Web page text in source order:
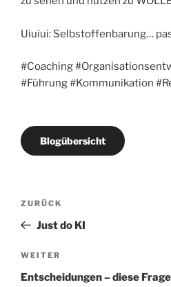
Uiuiui: Selbstoffenbarung…
#Coaching
#Führung #Kommunikation
Blogübersicht
Beitragsnavigation
Vorheriger
Beitrag
ZURÜCK
Just do KI
Nächster
Beitrag
WEITER
Entscheidungen – diese